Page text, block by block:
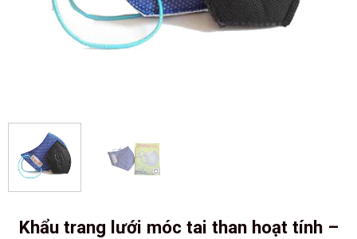
Khẩu trang lưới móc tai than hoạt tính –